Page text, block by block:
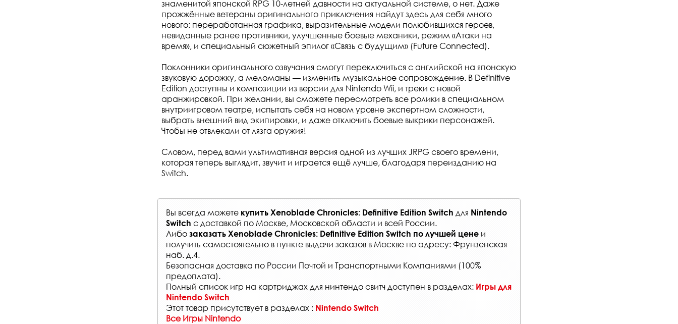
знаменитой японской RPG 10-летней давности на актуальной системе, о нет. Даже
прожжённые ветераны оригинального приключения найдут здесь для себя много
нового: переработанная графика, выразительные модели полюбившихся героев,
невиданные ранее противники, улучшенные боевые механики, режим «Атаки на
время», и специальный сюжетный эпилог «Связь с будущим» (Future Connected).
Поклонники оригинального озвучания смогут переключиться с английской на японскую
звуковую дорожку, а меломаны — изменить музыкальное сопровождение. В Definitive
Edition доступны и композиции из версии для Nintendo Wii, и треки с новой
аранжировкой. При желании, вы сможете пересмотреть все ролики в специальном
внутриигровом театре, испытать себя на новом уровне экспертном сложности,
выбрать внешний вид экипировки, и даже отключить боевые выкрики персонажей.
Чтобы не отвлекали от лязга оружия!
Словом, перед вами ультимативная версия одной из лучших JRPG своего времени,
которая теперь выглядит, звучит и играется ещё лучше, благодаря переизданию на
Switch.
Вы всегда можете купить Xenoblade Chronicles: Definitive Edition Switch для Nintendo
Switch с доставкой по Москве, Московской области и всей России.
Либо заказать Xenoblade Chronicles: Definitive Edition Switch по лучшей цене и
получить самостоятельно в пункте выдачи заказов в Москве по адресу: Фрунзенская
наб. д.4.
Безопасная доставка по России Почтой и Транспортными Компаниями (100%
предоплата).
Полный список игр на картриджах для нинтендо свитч доступен в разделах: Игры для
Nintendo Switch
Этот товар присутствует в разделах : Nintendo Switch
Все Игры Nintendo